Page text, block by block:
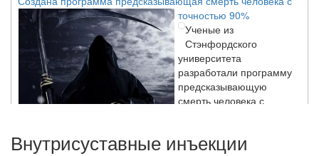
точностью 90%
Ученые из
Стэнфордского
университета
разработали программу
предсказывающую
смерть человека с
Внутрисуставные инъекции